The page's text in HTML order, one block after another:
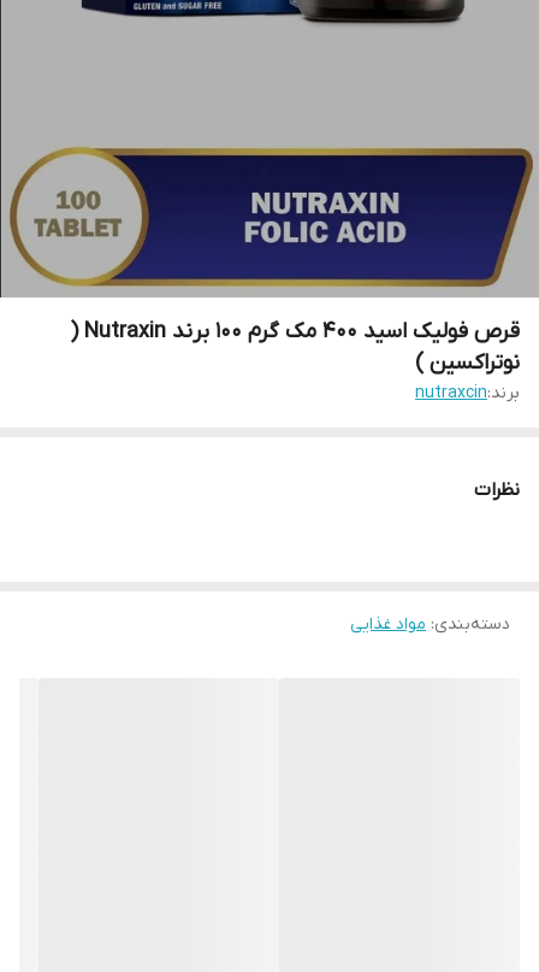
قرص فولیک اسید 400 مک گرم 100 برند Nutraxin (
نوتراکسین )
برند:nutraxcin
نظرات
دسته‌بندی: مواد غذایی